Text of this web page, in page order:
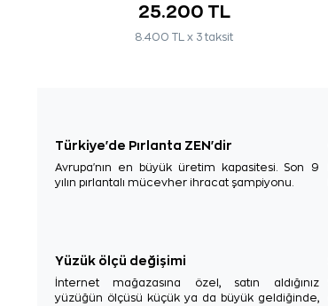
25.200 TL
8.400 TL x 3 taksit
Türkiye'de Pırlanta ZEN'dir
Avrupa'nın en büyük üretim kapasitesi. Son 9
yılın pırlantalı mücevher ihracat şampiyonu.
Yüzük ölçü değişimi
İnternet mağazasına özel, satın aldığınız
yüzüğün ölçüsü küçük ya da büyük geldiğinde,